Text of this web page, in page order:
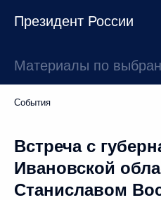
Президент России
Материалы по
События
Встреча с
Ивановской
Станиславом